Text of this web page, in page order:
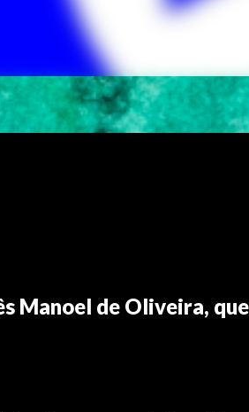
Manoel de Oliveira,